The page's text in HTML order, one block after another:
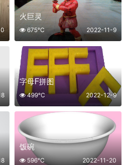
火巨灵
2022-11-9
675℃
字母F拼图
2022-12-9
499℃
饭碗
2022-11-20
596℃